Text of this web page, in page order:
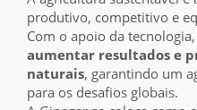
A
produtivo, competitivo e
Com o apoio da
aumentar resultados e
naturais, garantindo um
para os desafios globais.